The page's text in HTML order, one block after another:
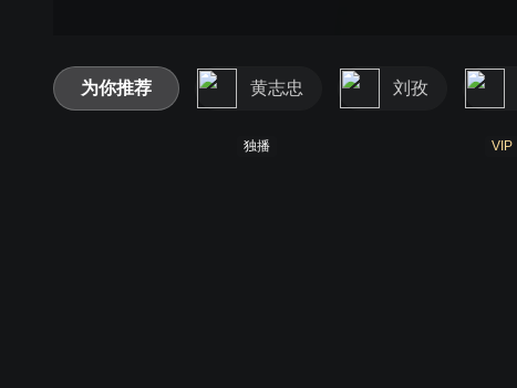
为你推荐 黄志忠 刘孜
独播 VIP